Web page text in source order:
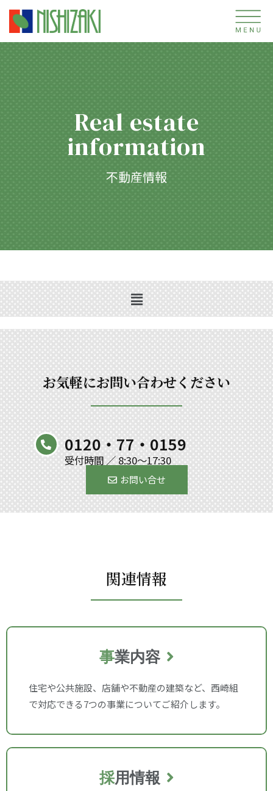
Real estate
information
不動産情報
お気軽にお問い合わせください
0120・77・0159
受付時間 ／ 8:30～17:30
お問い合せ
関連情報
事業内容
住宅や公共施設、店舗や不動産の建築など、西崎組
で対応できる7つの事業についてご紹介します。
採用情報